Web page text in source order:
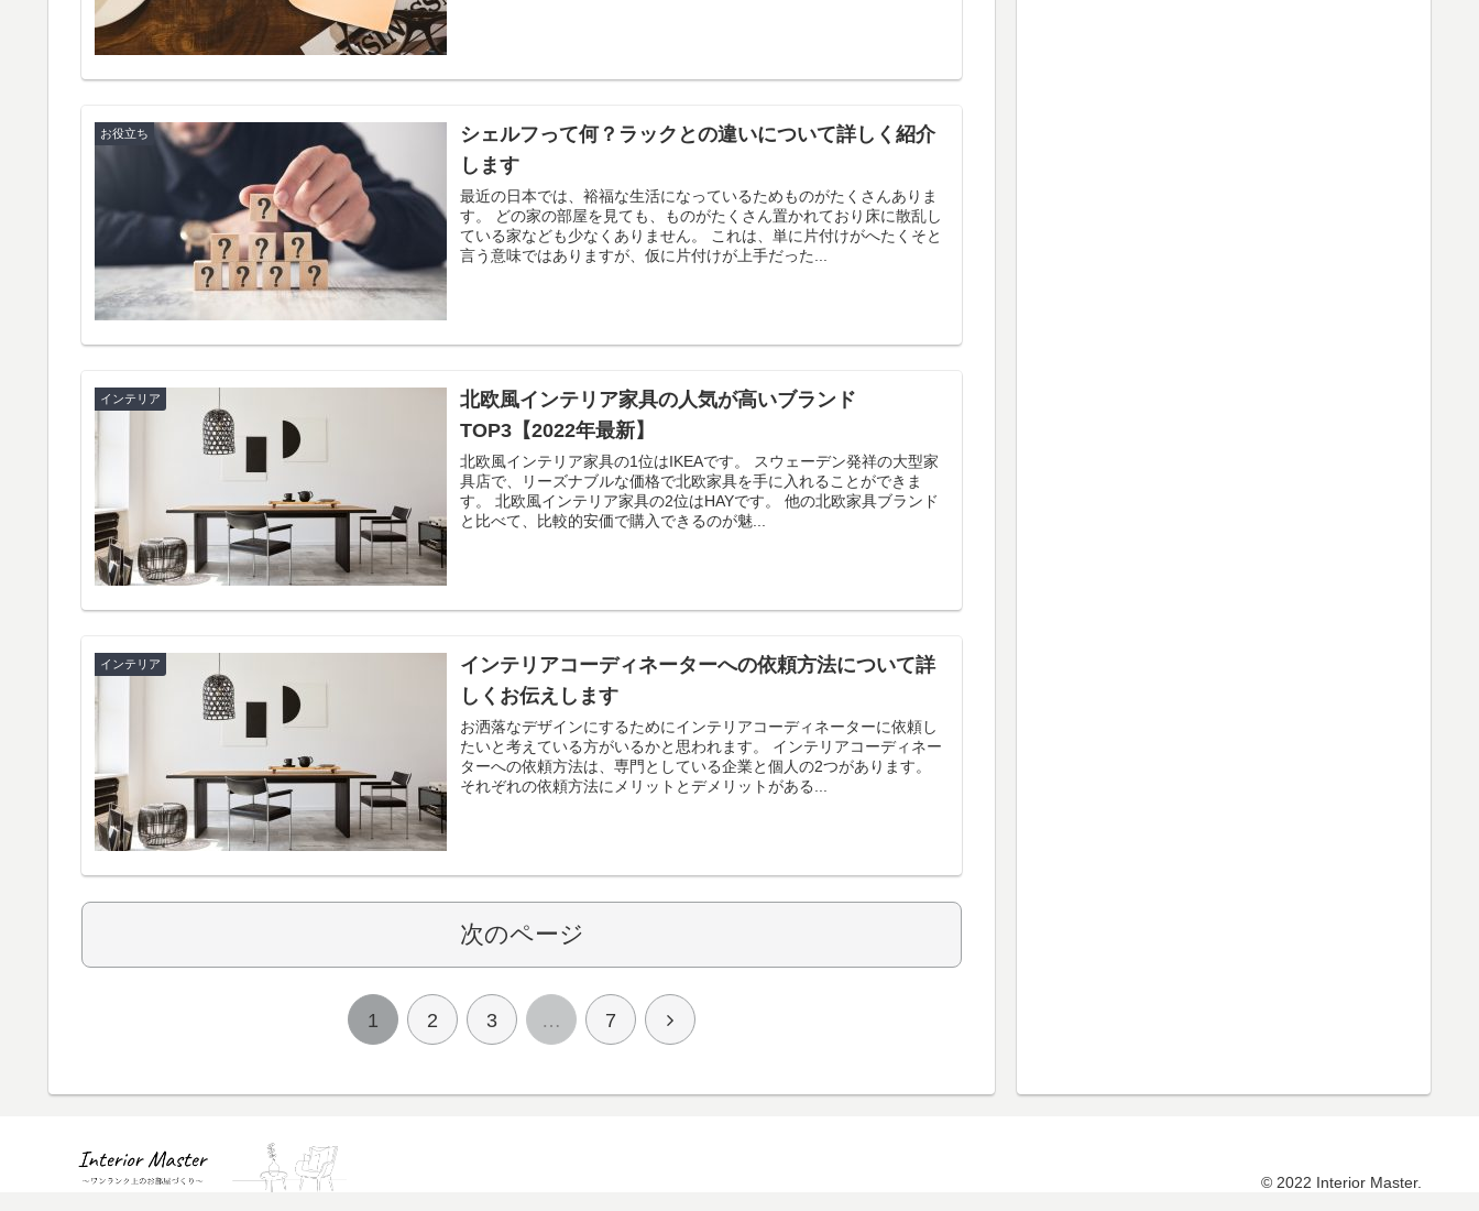
お役立ち
シェルフって何？ラックとの違いについて詳しく紹介
します
最近の日本では、裕福な生活になっているためものがたくさんありま
す。 どの家の部屋を見ても、ものがたくさん置かれており床に散乱し
ている家なども少なくありません。 これは、単に片付けがへたくそと
言う意味ではありますが、仮に片付けが上手だった...
インテリア
北欧風インテリア家具の人気が高いブランド
TOP3【2022年最新】
北欧風インテリア家具の1位はIKEAです。 スウェーデン発祥の大型家
具店で、リーズナブルな価格で北欧家具を手に入れることができま
す。 北欧風インテリア家具の2位はHAYです。 他の北欧家具ブランド
と比べて、比較的安価で購入できるのが魅...
インテリア
インテリアコーディネーターへの依頼方法について詳
しくお伝えします
お洒落なデザインにするためにインテリアコーディネーターに依頼し
たいと考えている方がいるかと思われます。 インテリアコーディネー
ターへの依頼方法は、専門としている企業と個人の2つがあります。
それぞれの依頼方法にメリットとデメリットがある...
次のページ
1 2 3 … 7
© 2022 Interior Master.